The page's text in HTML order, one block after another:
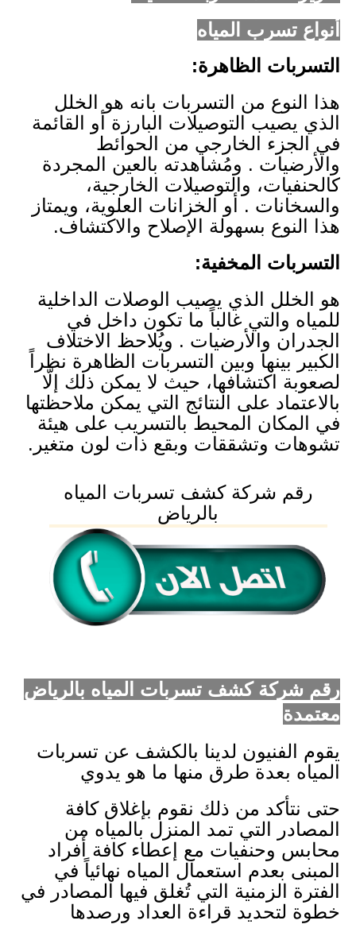
أنواع تسرب المياه
التسربات الظاهرة:
هذا النوع من التسربات بانه هو الخلل
الذي يصيب التوصيلات البارزة أو القائمة
في الجزء الخارجي من الحوائط
والأرضيات . ومُشاهدته بالعين المجردة
كالحنفيات، والتوصيلات الخارجية،
والسخانات . أو الخزانات العلوية، ويمتاز
هذا النوع بسهولة الإصلاح والاكتشاف.
التسربات المخفية:
هو الخلل الذي يصيب الوصلات الداخلية
للمياه والتي غالباً ما تكون داخل في
الجدران والأرضيات . ويُلاحظ الاختلاف
الكبير بينها وبين التسربات الظاهرة نظراً
لصعوبة اكتشافها، حيث لا يمكن ذلك إلّا
بالاعتماد على النتائج التي يمكن ملاحظتها
في المكان المحيط بالتسريب على هيئة
تشوهات وتشققات وبقع ذات لون متغير.
رقم شركة كشف تسربات المياه
بالرياض
رقم شركة كشف تسربات المياه بالرياض
معتمدة
يقوم الفنيون لدينا بالكشف عن تسربات
المياه بعدة طرق منها ما هو يدوي
حتى نتأكد من ذلك نقوم بإغلاق كافة
المصادر التي تمد المنزل بالمياه من
محابس وحنفيات مع إعطاء كافة أفراد
المبنى بعدم استعمال المياه نهائياً في
الفترة الزمنية التي تُغلق فيها المصادر في
خطوة لتحديد قراءة العداد ورصدها